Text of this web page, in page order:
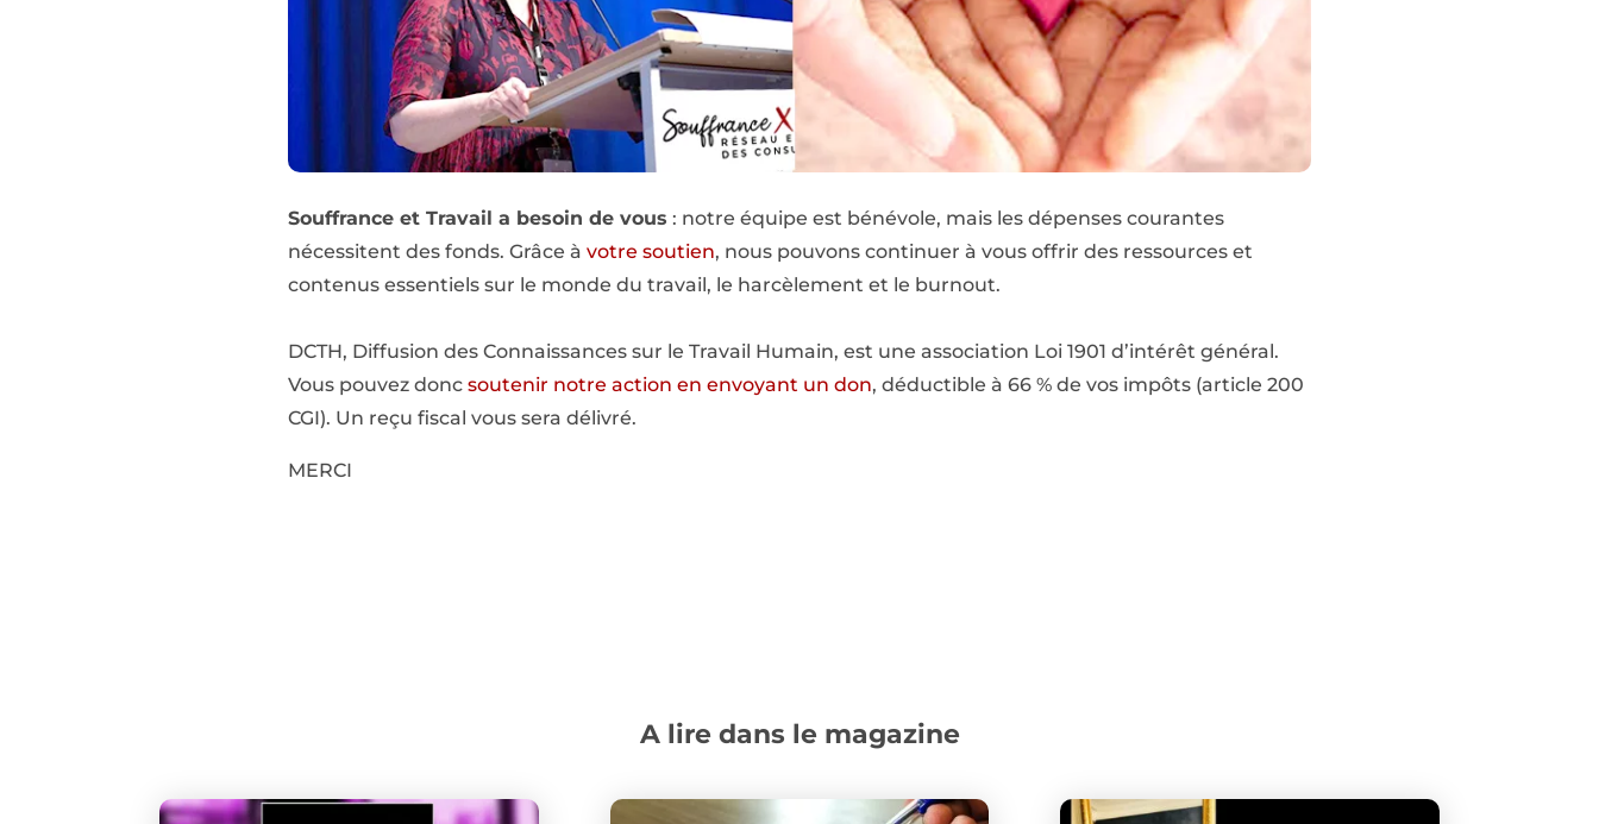
Souffrance et Travail a besoin de vous : notre équipe est bénévole, mais les dépenses courantes
nécessitent des fonds. Grâce à votre soutien, nous pouvons continuer à vous offrir des ressources et
contenus essentiels sur le monde du travail, le harcèlement et le burnout.
DCTH, Diffusion des Connaissances sur le Travail Humain, est une association Loi 1901 d’intérêt général.
Vous pouvez donc soutenir notre action en envoyant un don, déductible à 66 % de vos impôts (article 200
CGI). Un reçu fiscal vous sera délivré.
MERCI
A lire dans le magazine